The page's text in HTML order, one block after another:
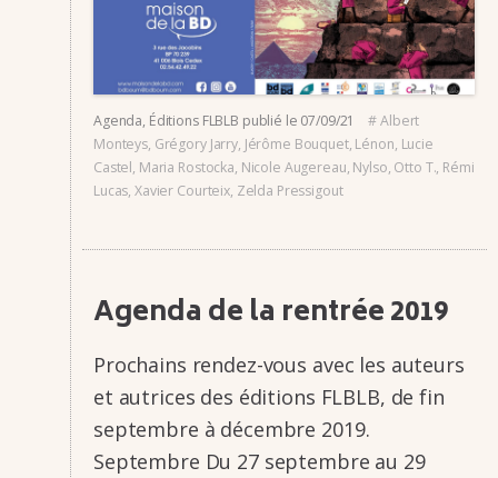
Agenda, Éditions FLBLB publié le 07/09/21 #Albert
Monteys, Grégory Jarry, Jérôme Bouquet, Lénon, Lucie
Castel, Maria Rostocka, Nicole Augereau, Nylso, Otto T., Rémi
Lucas,Xavier Courteix, Zelda Pressigout
Agenda de la rentrée 2019
Prochains rendez-vous avec les auteurs
et autrices des éditions FLBLB, de fin
septembre à décembre 2019.
Septembre Du 27 septembre au 29